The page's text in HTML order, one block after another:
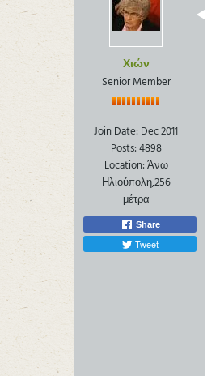
Χιών
Senior Member
Join Date: Dec 2011
Posts:4898
Location:Άνω
Ηλιούπολη,256
μέτρα
Share
Tweet